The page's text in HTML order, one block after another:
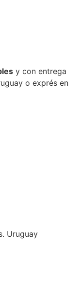
y con entrega
o exprés en
Uruguay